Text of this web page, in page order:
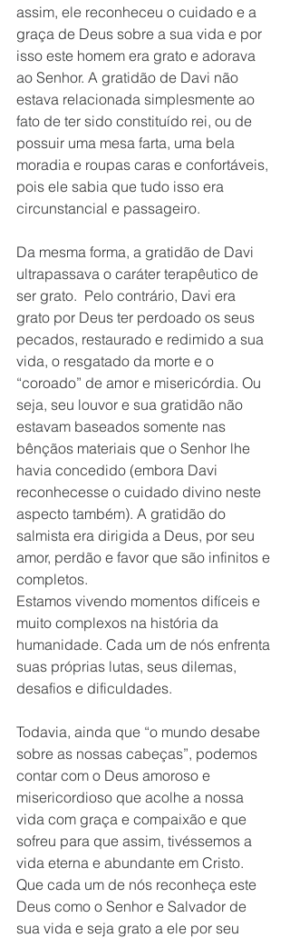
assim, ele reconheceu o cuidado e a
graça de Deus sobre a sua vida e por
isso este homem era grato e adorava
ao Senhor. A gratidão de Davi não
estava relacionada simplesmente ao
fato de ter sido constituído rei, ou de
possuir uma mesa farta, uma bela
moradia e roupas caras e confortáveis,
pois ele sabia que tudo isso era
circunstancial e passageiro.
Da mesma forma, a gratidão de Davi
ultrapassava o caráter terapêutico de
ser grato.  Pelo contrário, Davi era
grato por Deus ter perdoado os seus
pecados, restaurado e redimido a sua
vida, o resgatado da morte e o
“coroado” de amor e misericórdia. Ou
seja, seu louvor e sua gratidão não
estavam baseados somente nas
bênçãos materiais que o Senhor lhe
havia concedido (embora Davi
reconhecesse o cuidado divino neste
aspecto também). A gratidão do
salmista era dirigida a Deus, por seu
amor, perdão e favor que são infinitos e
completos.
Estamos vivendo momentos difíceis e
muito complexos na história da
humanidade. Cada um de nós enfrenta
suas próprias lutas, seus dilemas,
desafios e dificuldades.
Todavia, ainda que “o mundo desabe
sobre as nossas cabeças”, podemos
contar com o Deus amoroso e
misericordioso que acolhe a nossa
vida com graça e compaixão e que
sofreu para que assim, tivéssemos a
vida eterna e abundante em Cristo.
Que cada um de nós reconheça este
Deus como o Senhor e Salvador de
sua vida e seja grato a ele por seu